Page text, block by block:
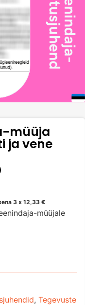
müüja
ja vene
3 x12,33 €
müüjale
, Tegevuste